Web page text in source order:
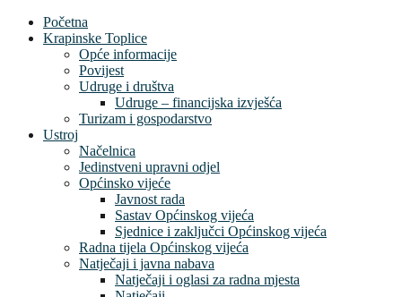
Početna
Krapinske Toplice
Opće informacije
Povijest
Udruge i društva
Udruge – financijska izvješća
Turizam i gospodarstvo
Ustroj
Načelnica
Jedinstveni upravni odjel
Općinsko vijeće
Javnost rada
Sastav Općinskog vijeća
Sjednice i zaključci Općinskog vijeća
Radna tijela Općinskog vijeća
Natječaji i javna nabava
Natječaji i oglasi za radna mjesta